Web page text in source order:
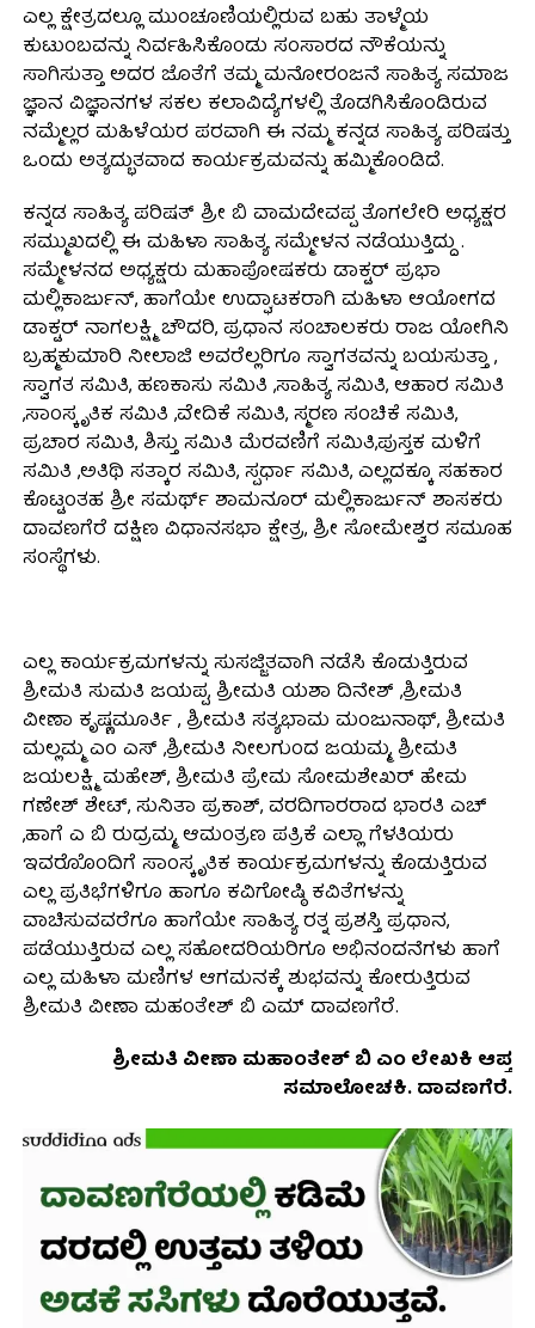
ಎಲ್ಲ ಕ್ಷೇತ್ರದಲ್ಲೂ ಮುಂಚೂಣಿಯಲ್ಲಿರುವ ಬಹು ತಾಳ್ಮೆಯ
ಕುಟುಂಬವನ್ನು ನಿರ್ವಹಿಸಿಕೊಂಡು ಸಂಸಾರದ ನೌಕೆಯನ್ನು
ಸಾಗಿಸುತ್ತಾ ಅದರ ಜೊತೆಗೆ ತಮ್ಮ ಮನೋರಂಜನೆ ಸಾಹಿತ್ಯ ಸಮಾಜ
ಜ್ಞಾನ ವಿಜ್ಞಾನಗಳ ಸಕಲ ಕಲಾವಿದ್ಯೆಗಳಲ್ಲಿ ತೊಡಗಿಸಿಕೊಂಡಿರುವ
ನಮ್ಮೆಲ್ಲರ ಮಹಿಳೆಯರ ಪರವಾಗಿ ಈ ನಮ್ಮ ಕನ್ನಡ ಸಾಹಿತ್ಯ ಪರಿಷತ್ತು
ಒಂದು ಅತ್ಯದ್ಭುತವಾದ ಕಾರ್ಯಕ್ರಮವನ್ನು ಹಮ್ಮಿಕೊಂಡಿದೆ.
ಕನ್ನಡ ಸಾಹಿತ್ಯ ಪರಿಷತ್ ಶ್ರೀ ಬಿ ವಾಮದೇವಪ್ಪ ತೊಗಲೇರಿ ಅಧ್ಯಕ್ಷರ
ಸಮ್ಮುಖದಲ್ಲಿ ಈ ಮಹಿಳಾ ಸಾಹಿತ್ಯ ಸಮ್ಮೇಳನ ನಡೆಯುತ್ತಿದ್ದು .
ಸಮ್ಮೇಳನದ ಅಧ್ಯಕ್ಷರು ಮಹಾಪೋಷಕರು ಡಾಕ್ಟರ್ ಪ್ರಭಾ
ಮಲ್ಲಿಕಾರ್ಜುನ್, ಹಾಗೆಯೇ ಉದ್ಘಾಟಕರಾಗಿ ಮಹಿಳಾ ಆಯೋಗದ
ಡಾಕ್ಟರ್ ನಾಗಲಕ್ಷ್ಮಿ ಚೌದರಿ, ಪ್ರಧಾನ ಸಂಚಾಲಕರು ರಾಜ ಯೋಗಿನಿ
ಬ್ರಹ್ಮಕುಮಾರಿ ನೀಲಾಜಿ ಅವರೆಲ್ಲರಿಗೂ ಸ್ವಾಗತವನ್ನು ಬಯಸುತ್ತಾ ,
ಸ್ವಾಗತ ಸಮಿತಿ, ಹಣಕಾಸು ಸಮಿತಿ ,ಸಾಹಿತ್ಯ ಸಮಿತಿ, ಆಹಾರ ಸಮಿತಿ
,ಸಾಂಸ್ಕೃತಿಕ ಸಮಿತಿ ,ವೇದಿಕೆ ಸಮಿತಿ, ಸ್ಮರಣ ಸಂಚಿಕೆ ಸಮಿತಿ,
ಪ್ರಚಾರ ಸಮಿತಿ, ಶಿಸ್ತು ಸಮಿತಿ ಮೆರವಣಿಗೆ ಸಮಿತಿ,ಪುಸ್ತಕ ಮಳಿಗೆ
ಸಮಿತಿ ,ಅತಿಥಿ ಸತ್ಕಾರ ಸಮಿತಿ, ಸ್ಪರ್ಧಾ ಸಮಿತಿ, ಎಲ್ಲದಕ್ಕೂ ಸಹಕಾರ
ಕೊಟ್ಟಂತಹ ಶ್ರೀ ಸಮರ್ಥ್ ಶಾಮನೂರ್ ಮಲ್ಲಿಕಾರ್ಜುನ್ ಶಾಸಕರು
ದಾವಣಗೆರೆ ದಕ್ಷಿಣ ವಿಧಾನಸಭಾ ಕ್ಷೇತ್ರ, ಶ್ರೀ ಸೋಮೇಶ್ವರ ಸಮೂಹ
ಸಂಸ್ಥೆಗಳು.
ಎಲ್ಲ ಕಾರ್ಯಕ್ರಮಗಳನ್ನು ಸುಸಜ್ಜಿತವಾಗಿ ನಡೆಸಿ ಕೊಡುತ್ತಿರುವ
ಶ್ರೀಮತಿ ಸುಮತಿ ಜಯಪ್ಪ, ಶ್ರೀಮತಿ ಯಶಾ ದಿನೇಶ್ ,ಶ್ರೀಮತಿ
ವೀಣಾ ಕೃಷ್ಣಮೂರ್ತಿ , ಶ್ರೀಮತಿ ಸತ್ಯಭಾಮ ಮಂಜುನಾಥ್, ಶ್ರೀಮತಿ
ಮಲ್ಲಮ್ಮ ಎಂ ಎಸ್ ,ಶ್ರೀಮತಿ ನೀಲಗುಂದ ಜಯಮ್ಮ, ಶ್ರೀಮತಿ
ಜಯಲಕ್ಷ್ಮಿ ಮಹೇಶ್, ಶ್ರೀಮತಿ ಪ್ರೇಮ ಸೋಮಶೇಖರ್ ಹೇಮ
ಗಣೇಶ್ ಶೇಟ್, ಸುನಿತಾ ಪ್ರಕಾಶ್, ವರದಿಗಾರರಾದ ಭಾರತಿ ಎಚ್
,ಹಾಗೆ ಎ ಬಿ ರುದ್ರಮ್ಮ, ಆಮಂತ್ರಣ ಪತ್ರಿಕೆ ಎಲ್ಲಾ ಗೆಳತಿಯರು
ಇವರೊೊಂದಿಗೆ ಸಾಂಸ್ಕೃತಿಕ ಕಾರ್ಯಕ್ರಮಗಳನ್ನು ಕೊಡುತ್ತಿರುವ
ಎಲ್ಲ ಪ್ರತಿಭೆಗಳಿಗೂ ಹಾಗೂ ಕವಿಗೋಷ್ಠಿ ಕವಿತೆಗಳನ್ನು
ವಾಚಿಸುವವರೆಗೂ ಹಾಗೆಯೇ ಸಾಹಿತ್ಯ ರತ್ನ ಪ್ರಶಸ್ತಿ ಪ್ರಧಾನ,
ಪಡೆಯುತ್ತಿರುವ ಎಲ್ಲ ಸಹೋದರಿಯರಿಗೂ ಅಭಿನಂದನೆಗಳು ಹಾಗೆ
ಎಲ್ಲ ಮಹಿಳಾ ಮಣಿಗಳ ಆಗಮನಕ್ಕೆ ಶುಭವನ್ನು ಕೋರುತ್ತಿರುವ
ಶ್ರೀಮತಿ ವೀಣಾ ಮಹಂತೇಶ್ ಬಿ ಎಮ್ ದಾವಣಗೆರೆ.
ಶ್ರೀಮತಿ ವೀಣಾ ಮಹಾಂತೇಶ್ ಬಿ ಎಂ ಲೇಖಕಿ ಆಪ್ತ
ಸಮಾಲೋಚಕಿ. ದಾವಣಗೆರೆ.